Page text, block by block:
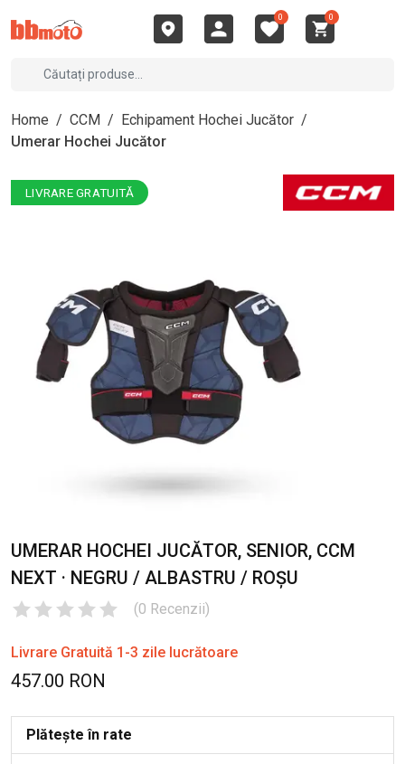
0 0
Home / CCM / Echipament Hochei Jucător /
Umerar Hochei Jucător
LIVRARE GRATUITĂ
UMERAR HOCHEI JUCĂTOR, SENIOR, CCM
NEXT · NEGRU / ALBASTRU / ROȘU
(0 Recenzii)
Livrare Gratuită 1-3 zile lucrătoare
457.00 RON
Plătește în rate